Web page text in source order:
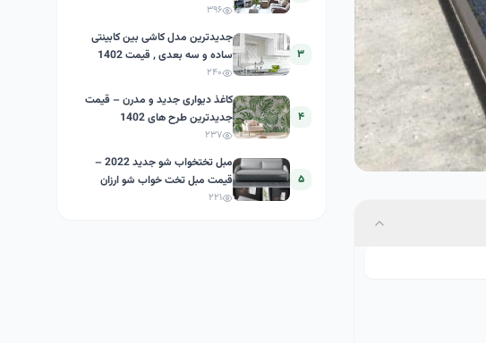
ایرانی
۳۹۶
۳
جدیدترین مدل کاشی بین کابینتی
ساده و سه بعدی , قیمت 1402
۲۴۰
۴
کاغذ دیواری جدید و مدرن – قیمت
جدیدترین طرح های 1402
۲۳۷
۵
مبل تختخواب شو جدید 2022 –
قیمت مبل تخت خواب شو ارزان
۲۲۱